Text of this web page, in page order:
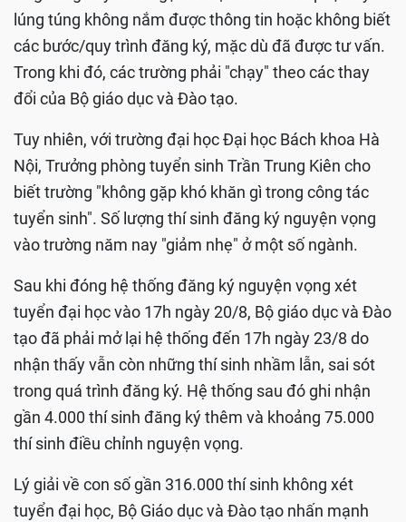
lúng túng không nắm được thông tin hoặc không biết
các bước/quy trình đăng ký, mặc dù đã được tư vấn.
Trong khi đó, các trường phải "chạy" theo các thay
đổi của Bộ giáo dục và Đào tạo.
Tuy nhiên, với trường đại học Đại học Bách khoa Hà
Nội, Trưởng phòng tuyển sinh Trần Trung Kiên cho
biết trường "không gặp khó khăn gì trong công tác
tuyển sinh". Số lượng thí sinh đăng ký nguyện vọng
vào trường năm nay "giảm nhẹ" ở một số ngành.
Sau khi đóng hệ thống đăng ký nguyện vọng xét
tuyển đại học vào 17h ngày 20/8, Bộ giáo dục và Đào
tạo đã phải mở lại hệ thống đến 17h ngày 23/8 do
nhận thấy vẫn còn những thí sinh nhầm lẫn, sai sót
trong quá trình đăng ký. Hệ thống sau đó ghi nhận
gần 4.000 thí sinh đăng ký thêm và khoảng 75.000
thí sinh điều chỉnh nguyện vọng.
Lý giải về con số gần 316.000 thí sinh không xét
tuyển đại học, Bộ Giáo dục và Đào tạo nhấn mạnh